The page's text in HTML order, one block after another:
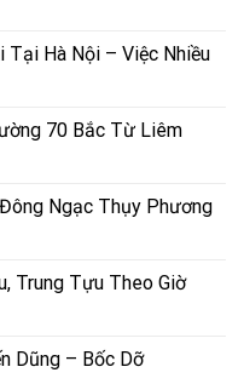
Tại Hà Nội – Việc Nhiều
70 Bắc Từ Liêm
Ngạc Thụy Phương
Trung Tựu Theo Giờ
Dũng – Bốc Dỡ